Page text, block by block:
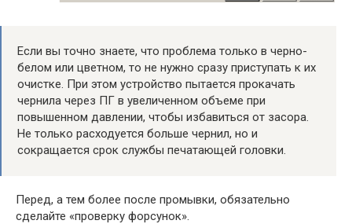
Если вы точно знаете, что проблема только в черно-
белом или цветном, то не нужно сразу приступать к их
очистке. При этом устройство пытается прокачать
чернила через ПГ в увеличенном объеме при
повышенном давлении, чтобы избавиться от засора.
Не только расходуется больше чернил, но и
сокращается срок службы печатающей головки.
Перед, а тем более после промывки, обязательно
сделайте «проверку форсунок».